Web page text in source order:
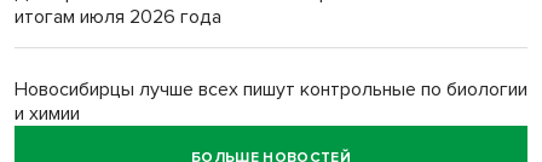
итогам июля 2026 года
Новосибирцы лучше всех пишут контрольные по биологии
и химии
БОЛЬШЕ НОВОСТЕЙ